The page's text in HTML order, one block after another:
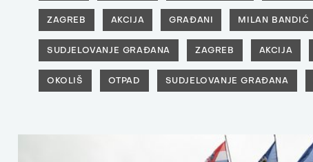
ZAGREB AKCIJA GRAĐANI MILAN BANDIĆ
SUDJELOVANJE GRAĐANA ZAGREB AKCIJA
OKOLIŠ OTPAD SUDJELOVANJE GRAĐANA